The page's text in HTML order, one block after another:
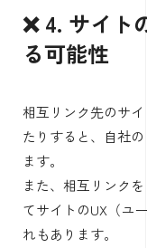
❌ 4. サイト
る可能性
相互リンク先のサ
たりすると、自社
ます。
また、相互リンク
てサイトのUX（ユ
れもあります。